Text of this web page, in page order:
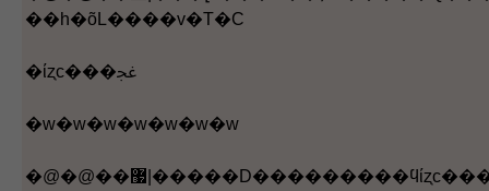
��h�õL����v�T�C
�ίȥֽc���ﲼ
�w�w�w�w�w�w�w